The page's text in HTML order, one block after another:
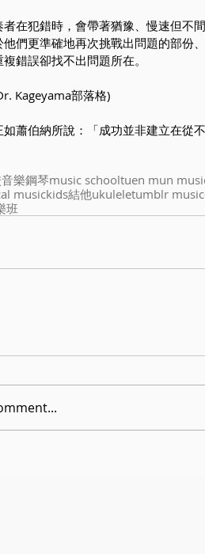
者在犯錯時，會帶著猶豫、慢速但不
們更準確地再次挑戰出問題的部份
錯誤卻找不出問題所在。
Kageyama部落格)
蕭伯納所說：「成功並非建立在從
音樂鋼琴music schooltuen mun
musickids結他ukuleletumblr music
班